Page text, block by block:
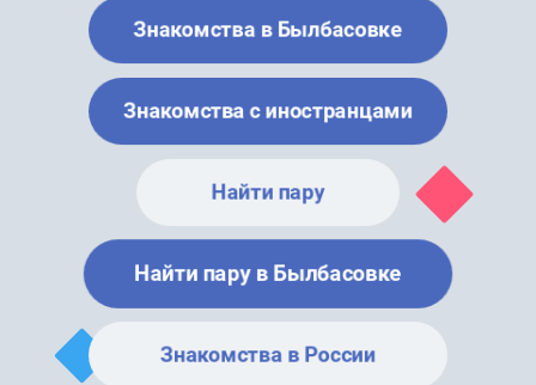
Знакомства в Былбасовке
Знакомства с иностранцами
Найти пару
Найти пару в Былбасовке
Знакомства в России